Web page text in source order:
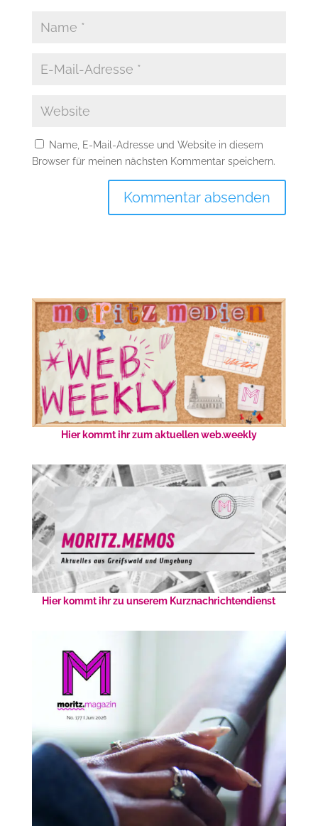
Name, E-Mail-Adresse und Website in diesem
Browser für meinen nächsten Kommentar speichern.
Hier kommt ihr zum aktuellen web.weekly
Hier kommt ihr zu unserem Kurznachrichtendienst